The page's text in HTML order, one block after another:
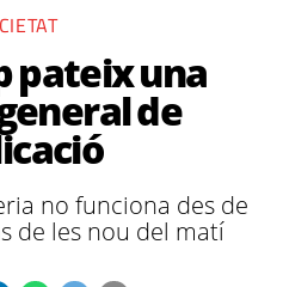
pateix una
de
no funciona des de
de les nou del matí